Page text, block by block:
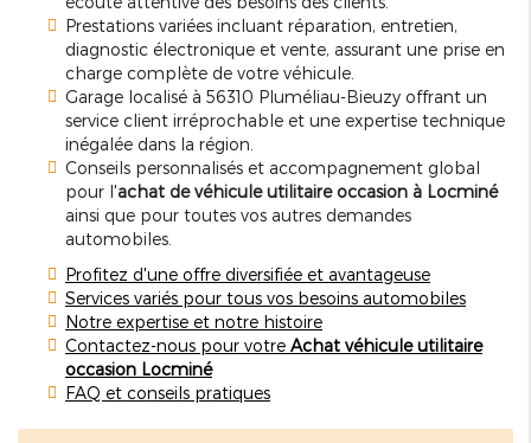
Prestations variées incluant réparation, entretien,
diagnostic électronique et vente, assurant une prise en
charge complète de votre véhicule.
Garage localisé à 56310 Pluméliau-Bieuzy offrant un
service client irréprochable et une expertise technique
inégalée dans la région.
Conseils personnalisés et accompagnement global
pour l'achat de véhicule utilitaire occasion à Locminé
ainsi que pour toutes vos autres demandes
automobiles.
Profitez d'une offre diversifiée et avantageuse
Services variés pour tous vos besoins automobiles
Notre expertise et notre histoire
Contactez-nous pour votre Achat véhicule utilitaire
occasion Locminé
FAQ et conseils pratiques